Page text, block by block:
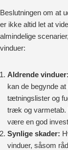
Beslutningen om at
er ikke altid let at
almindelige
vinduer:
Aldrende vinduer:
kan de begynde
tætningslister og
træk og varmetab.
være en god
Synlige skader:
vinduer, såsom